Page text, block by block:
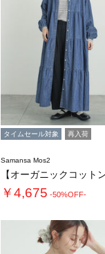
タイムセール対象 再入荷
Samansa Mos2
￥4,675 -50%OFF-
4.7（39）